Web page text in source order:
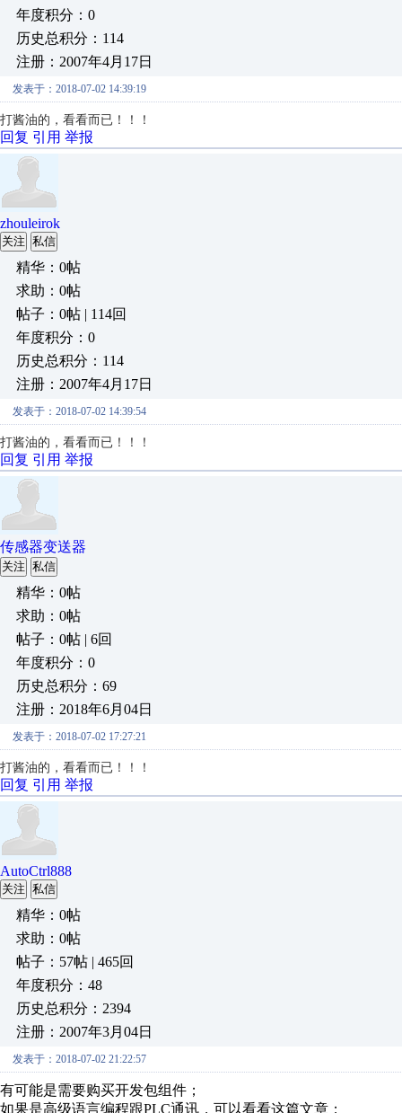
年度积分：0
历史总积分：114
注册：2007年4月17日
发表于：2018-07-02 14:39:19
打酱油的，看看而已！！！
回复 引用 举报
zhouleirok
关注 私信
精华：0帖
求助：0帖
帖子：0帖 | 114回
年度积分：0
历史总积分：114
注册：2007年4月17日
发表于：2018-07-02 14:39:54
打酱油的，看看而已！！！
回复 引用 举报
传感器变送器
关注 私信
精华：0帖
求助：0帖
帖子：0帖 | 6回
年度积分：0
历史总积分：69
注册：2018年6月04日
发表于：2018-07-02 17:27:21
打酱油的，看看而已！！！
回复 引用 举报
AutoCtrl888
关注 私信
精华：0帖
求助：0帖
帖子：57帖 | 465回
年度积分：48
历史总积分：2394
注册：2007年3月04日
发表于：2018-07-02 21:22:57
有可能是需要购买开发包组件；
如果是高级语言编程跟PLC通讯，可以看看这篇文章；